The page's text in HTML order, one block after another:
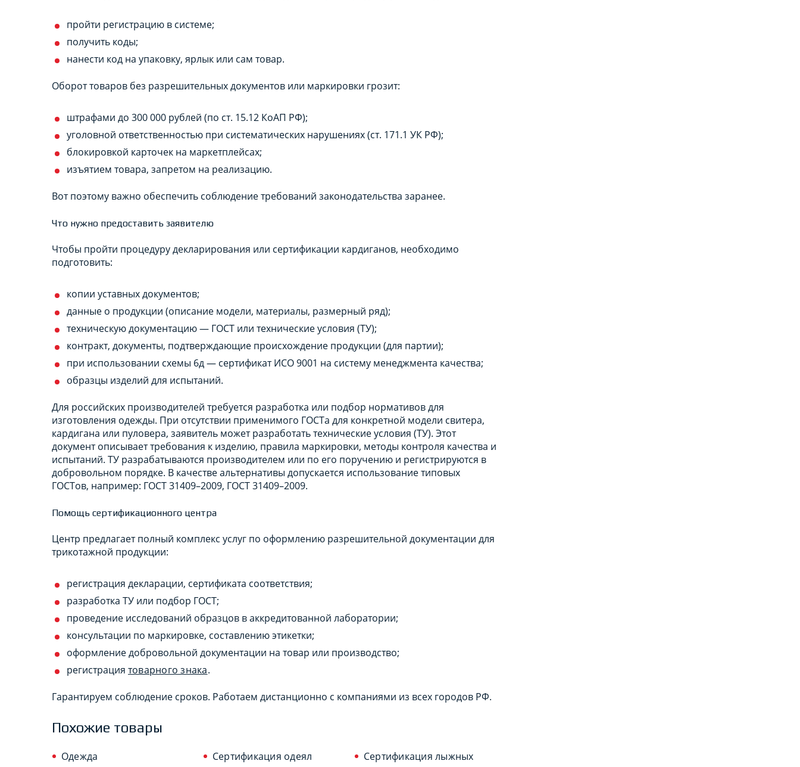
пройти регистрацию в системе;
получить коды;
нанести код на упаковку, ярлык или сам товар.
Оборот товаров без разрешительных документов или маркировки грозит:
штрафами до 300 000 рублей (по ст. 15.12 КоАП РФ);
уголовной ответственностью при систематических нарушениях (ст. 171.1 УК РФ);
блокировкой карточек на маркетплейсах;
изъятием товара, запретом на реализацию.
Вот поэтому важно обеспечить соблюдение требований законодательства заранее.
Что нужно предоставить заявителю
Чтобы пройти процедуру декларирования или сертификации кардиганов, необходимо
подготовить:
копии уставных документов;
данные о продукции (описание модели, материалы, размерный ряд);
техническую документацию — ГОСТ или технические условия (ТУ);
контракт, документы, подтверждающие происхождение продукции (для партии);
при использовании схемы 6д — сертификат ИСО 9001 на систему менеджмента качества;
образцы изделий для испытаний.
Для российских производителей требуется разработка или подбор нормативов для
изготовления одежды. При отсутствии применимого ГОСТа для конкретной модели свитера,
кардигана или пуловера, заявитель может разработать технические условия (ТУ). Этот
документ описывает требования к изделию, правила маркировки, методы контроля качества и
испытаний. ТУ разрабатываются производителем или по его поручению и регистрируются в
добровольном порядке. В качестве альтернативы допускается использование типовых
ГОСТов, например: ГОСТ 31409–2009, ГОСТ 31409–2009.
Помощь сертификационного центра
Центр предлагает полный комплекс услуг по оформлению разрешительной документации для
трикотажной продукции:
регистрация декларации, сертификата соответствия;
разработка ТУ или подбор ГОСТ;
проведение исследований образцов в аккредитованной лаборатории;
консультации по маркировке, составлению этикетки;
оформление добровольной документации на товар или производство;
регистрация товарного знака.
Гарантируем соблюдение сроков. Работаем дистанционно с компаниями из всех городов РФ.
Похожие товары
Одежда Сертификация одеял
Сертификация лыжных